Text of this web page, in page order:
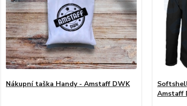
Nákupní taška Handy - Amstaff DWK
Amstaff